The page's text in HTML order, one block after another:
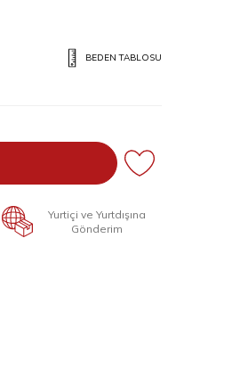
BEDEN TABLOSU
Yurtiçi ve Yurtdışına
Gönderim